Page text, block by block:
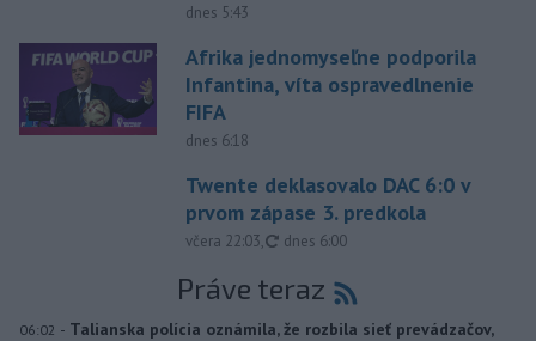
dnes 5:43
Afrika jednomyseľne podporila
Infantina, víta ospravedlnenie
FIFA
dnes 6:18
Twente deklasovalo DAC 6:0 v
prvom zápase 3. predkola
včera 22:03, aktualizované
dnes 6:00
Práve teraz
06:02 - Talianska polícia oznámila, že rozbila sieť prevádzačov,